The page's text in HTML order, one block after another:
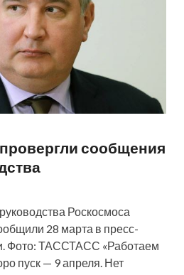
сообщения
Роскосмоса
28 марта в пресс-
Фото: ТАССТАСС «Работаем
пуск — 9 апреля. Нет